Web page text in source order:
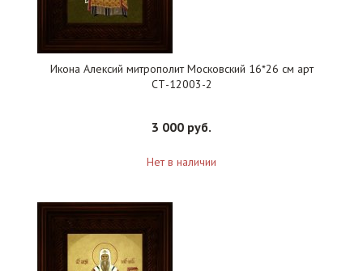
Икона Алексий митрополит Московский 16*26 см арт
СТ-12003-2
3 000 руб.
Нет в наличии